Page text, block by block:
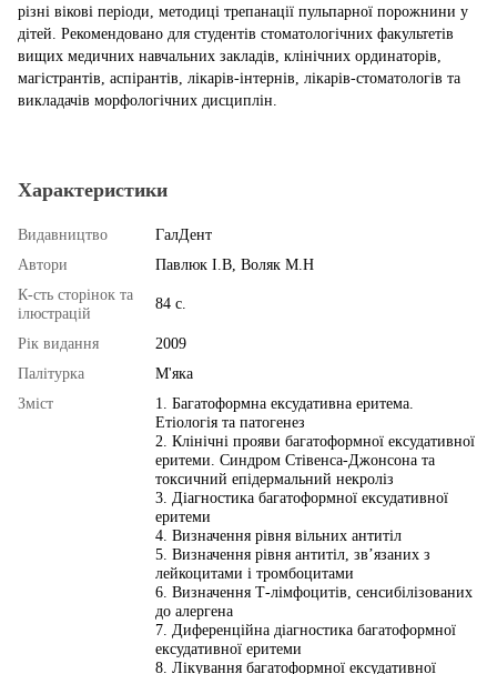
різні вікові періоди, методиці трепанації пульпарної порожнини у
дітей. Рекомендовано для студентів стоматологічних факультетів
вищих медичних навчальних закладів, клінічних ординаторів,
магістрантів, аспірантів, лікарів-інтернів, лікарів-стоматологів та
викладачів морфологічних дисциплін.
Характеристики
Видавництво
ГалДент
Автори
Павлюк І.В, Воляк М.Н
К-сть сторінок та
ілюстрацій
84 с.
Рік видання
2009
Палітурка
М'яка
Змiст
1. Багатоформна ексудативна еритема.
Етіологія та патогенез
2. Клінічні прояви багатоформної ексудативної
еритеми. Синдром Стівенса-Джонсона та
токсичний епідермальний некроліз
3. Діагностика багатоформної ексудативної
еритеми
4. Визначення рівня вільних антитіл
5. Визначення рівня антитіл, зв’язаних з
лейкоцитами і тромбоцитами
6. Визначення Т-лімфоцитів, сенсибілізованих
до алергена
7. Диференційна діагностика багатоформної
ексудативної еритеми
8. Лікування багатоформної ексудативної